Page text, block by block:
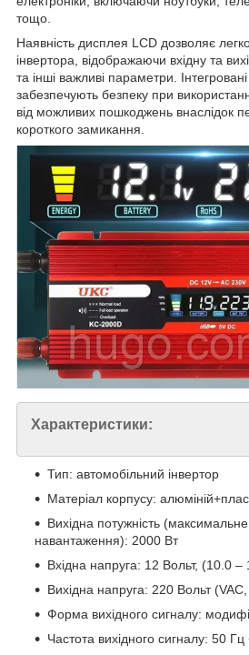
тощо.
Наявність дисплея LCD дозволяє
інвертора, відображаючи вхідну та
та інші важливі параметри.
забезпечують безпеку при
від можливих пошкоджень внаслідок
короткого замикання.
Характеристики:
Тип: автомобільний інвертор
Матеріал корпусу:
Вихідна потужність
навантаження): 2000 Вт
Вхідна напруга: 12 Вольт, (10.0 –
Вихідна напруга: 220 Вольт
Форма вихідного сигналу:
Частота вихідного сигналу: 50